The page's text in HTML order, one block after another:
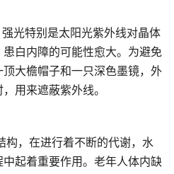
强光特别是太阳光紫外线对晶体
白内障的可能性愈大。为避免
大檐帽子和一只深色墨镜，外
用来遮蔽紫外线。
构，在进行着不断的代谢，水
起着重要作用。老年人体内缺